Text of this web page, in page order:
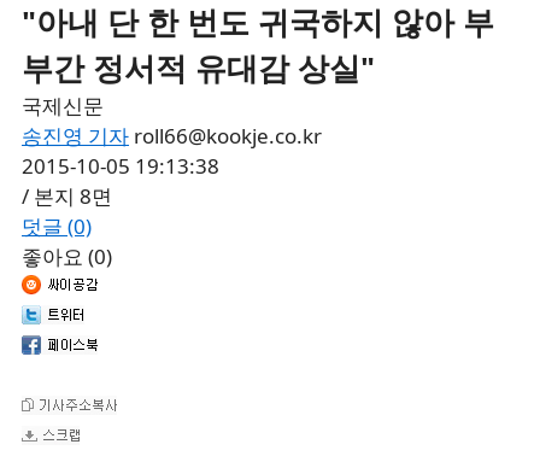
"아내 단 한 번도 귀국하지 않아 부
부간 정서적 유대감 상실"
국제신문
송진영 기자 roll66@kookje.co.kr
2015-10-05 19:13:38
/ 본지 8면
덧글 (0)
좋아요 (0)